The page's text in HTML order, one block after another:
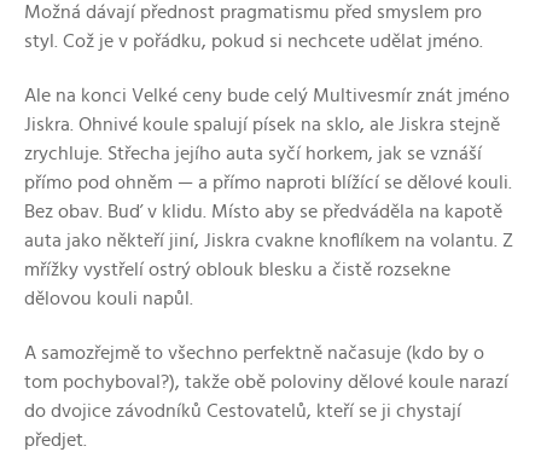
Možná dávají přednost pragmatismu před smyslem pro
styl. Což je v pořádku, pokud si nechcete udělat jméno.
Ale na konci Velké ceny bude celý Multivesmír znát jméno
Jiskra. Ohnivé koule spalují písek na sklo, ale Jiskra stejně
zrychluje. Střecha jejího auta syčí horkem, jak se vznáší
přímo pod ohněm — a přímo naproti blížící se dělové kouli.
Bez obav. Buď v klidu. Místo aby se předváděla na kapotě
auta jako někteří jiní, Jiskra cvakne knoflíkem na volantu. Z
mřížky vystřelí ostrý oblouk blesku a čistě rozsekne
dělovou kouli napůl.
A samozřejmě to všechno perfektně načasuje (kdo by o
tom pochyboval?), takže obě poloviny dělové koule narazí
do dvojice závodníků Cestovatelů, kteří se ji chystají
předjet.